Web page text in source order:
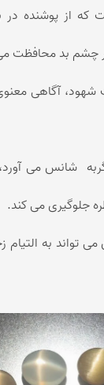
که از پوشنده در
چشم بد محافظت
آگاهی
شانس می آورد،
جلوگیری می کند.
تواند به